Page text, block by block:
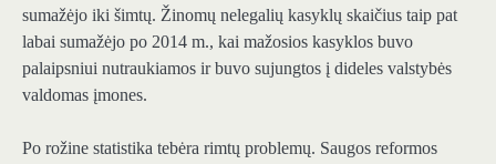
sumažėjo iki šimtų. Žinomų nelegalių kasyklų skaičius taip pat
labai sumažėjo po 2014 m., kai mažosios kasyklos buvo
palaipsniui nutraukiamos ir buvo sujungtos į dideles valstybės
valdomas įmones.
Po rožine statistika tebėra rimtų problemų. Saugos reformos